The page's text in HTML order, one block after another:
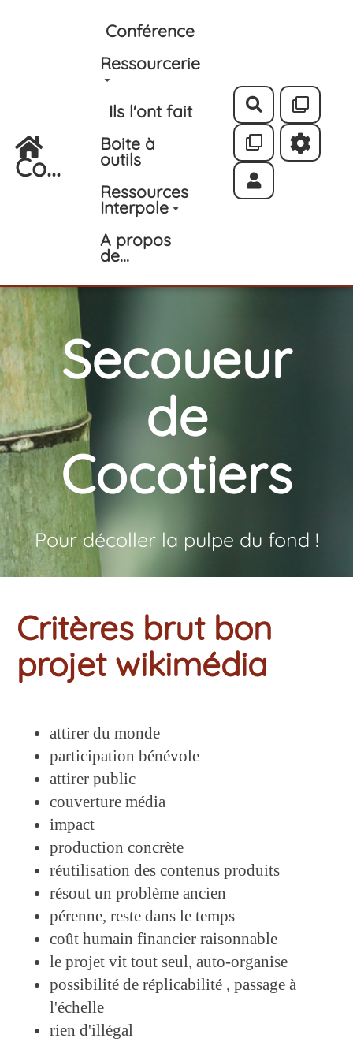
Aller au contenu principal
Co...
Conférence
Ressourcerie
Ils l'ont fait
Boite à
outils
Ressources
Interpole
A propos
de...
Rechercher
Secoueur
de
Cocotiers
Pour décoller la pulpe du fond !
Critères brut bon
projet wikimédia
attirer du monde
participation bénévole
attirer public
couverture média
impact
production concrète
réutilisation des contenus produits
résout un problème ancien
pérenne, reste dans le temps
coût humain financier raisonnable
le projet vit tout seul, auto-organise
possibilité de réplicabilité , passage à
l'échelle
rien d'illégal